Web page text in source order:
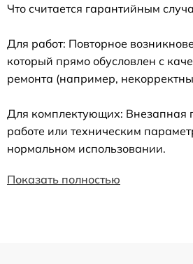
Что считается гарантийным
Для работ: Повторное
который прямо обусловлен с
ремонта (например,
Для комплектующих: Внезапная
работе или техническим
нормальном использовании.
Показать полностью